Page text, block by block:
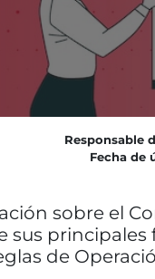
Responsable
Fecha de
sobre el
sus principales
de